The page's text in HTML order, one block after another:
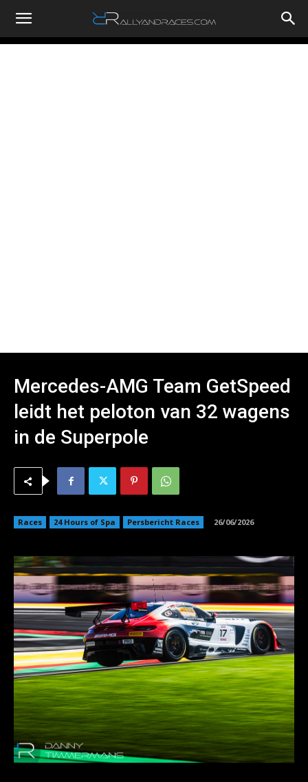
RallyandRaces.com
Mercedes-AMG Team GetSpeed
leidt het peloton van 32 wagens
in de Superpole
Races 24 Hours of Spa Persbericht Races 26/06/2026